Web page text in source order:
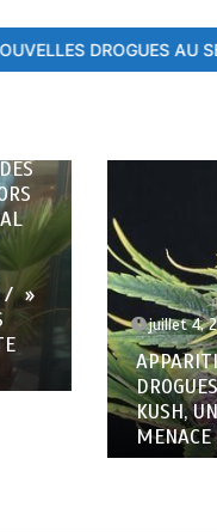
– LE KOSH, UN
mars 13,
CONTRE